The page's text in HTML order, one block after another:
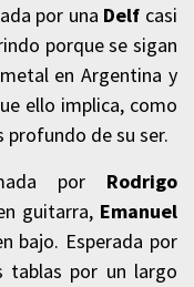
por una Delf casi
porque se sigan
en Argentina y
ello implica, como
profundo de su ser.
por Rodrigo
guitarra, Emanuel
bajo. Esperada por
tablas por un largo